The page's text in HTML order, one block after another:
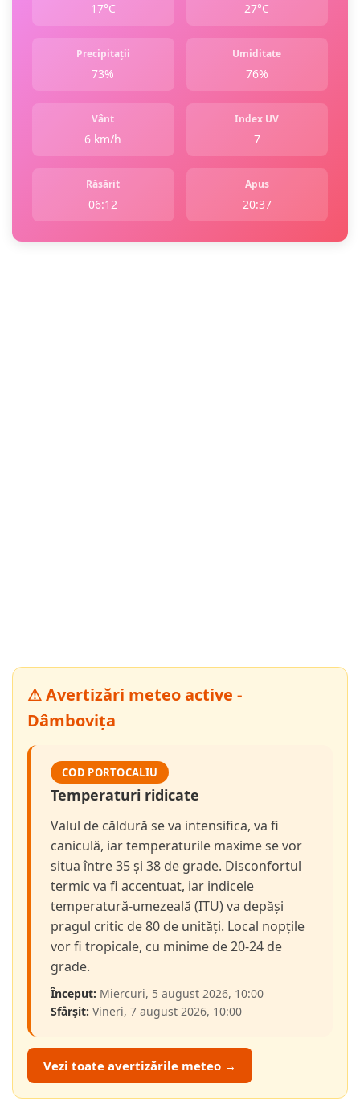
17°C 27°C
Precipitații
73%
Umiditate
76%
Vânt
6 km/h
Index UV
7
Răsărit
06:12
Apus
20:37
⚠ Avertizări meteo active -
Dâmbovița
COD PORTOCALIU
Temperaturi ridicate
Valul de căldură se va intensifica, va fi
caniculă, iar temperaturile maxime se vor
situa între 35 și 38 de grade. Disconfortul
termic va fi accentuat, iar indicele
temperatură-umezeală (ITU) va depăși
pragul critic de 80 de unități. Local nopțile
vor fi tropicale, cu minime de 20-24 de
grade.
Început: Miercuri, 5 august 2026, 10:00
Sfârșit: Vineri, 7 august 2026, 10:00
Vezi toate avertizările meteo →